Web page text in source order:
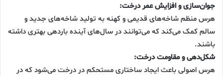
جوان‌سازی و افزایش عمر درخت:
هرس منظم شاخه‌های قدیمی و کهنه به تولید شاخه‌های جدید و
سالم کمک می‌کند که می‌توانند در سال‌های آینده باردهی بهتری داشته
باشند.
شکل‌دهی و مقاومت درخت:
هرس اصولی باعث ایجاد ساختاری مستحکم در درخت می‌شود که در